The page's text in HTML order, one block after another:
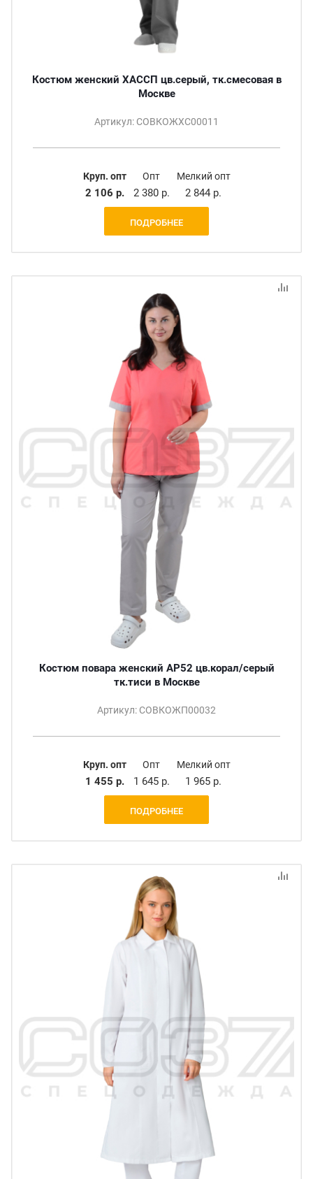
Костюм женский ХАССП цв.серый, тк.смесовая в
Москве
Артикул: СОВКОЖХС00011
Круп. опт
2 106 р.
Опт
2 380 р.
Мелкий опт
2 844 р.
ПОДРОБНЕЕ
Костюм повара женский АР52 цв.корал/серый
тк.тиси в Москве
Артикул: СОВКОЖП00032
Круп. опт
1 455 р.
Опт
1 645 р.
Мелкий опт
1 965 р.
ПОДРОБНЕЕ